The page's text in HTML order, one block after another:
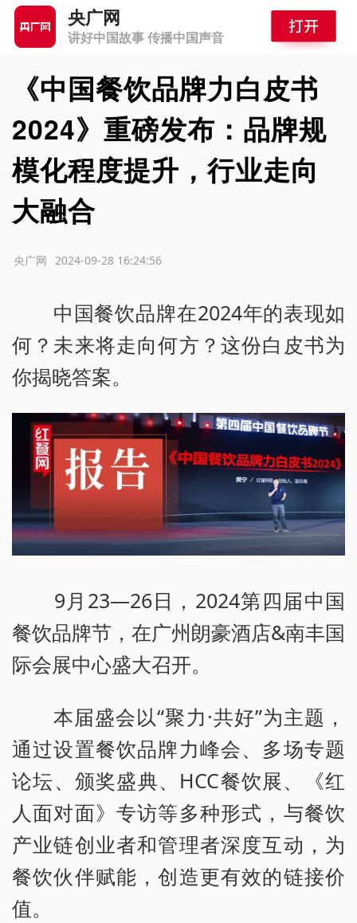
央广网
讲好中国故事 传播中国声音
《中国餐饮品牌力白皮书
2024》重磅发布：品牌规
模化程度提升，行业走向
大融合
2024-09-28 16:24:56
央广网
中国餐饮品牌在2024年的表现如
何？未来将走向何方？这份白皮书为
你揭晓答案。
9月23—26日，2024第四届中国
餐饮品牌节，在广州朗豪酒店&南丰国
际会展中心盛大召开。
本届盛会以“聚力·共好”为主题，
通过设置餐饮品牌力峰会、多场专题
论坛、颁奖盛典、HCC餐饮展、《红
人面对面》专访等多种形式，与餐饮
产业链创业者和管理者深度互动，为
餐饮伙伴赋能，创造更有效的链接价
值。